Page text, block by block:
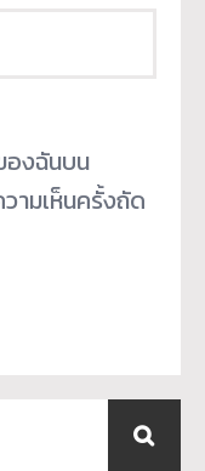
องฉันบน
ามเห็นครั้งถัด